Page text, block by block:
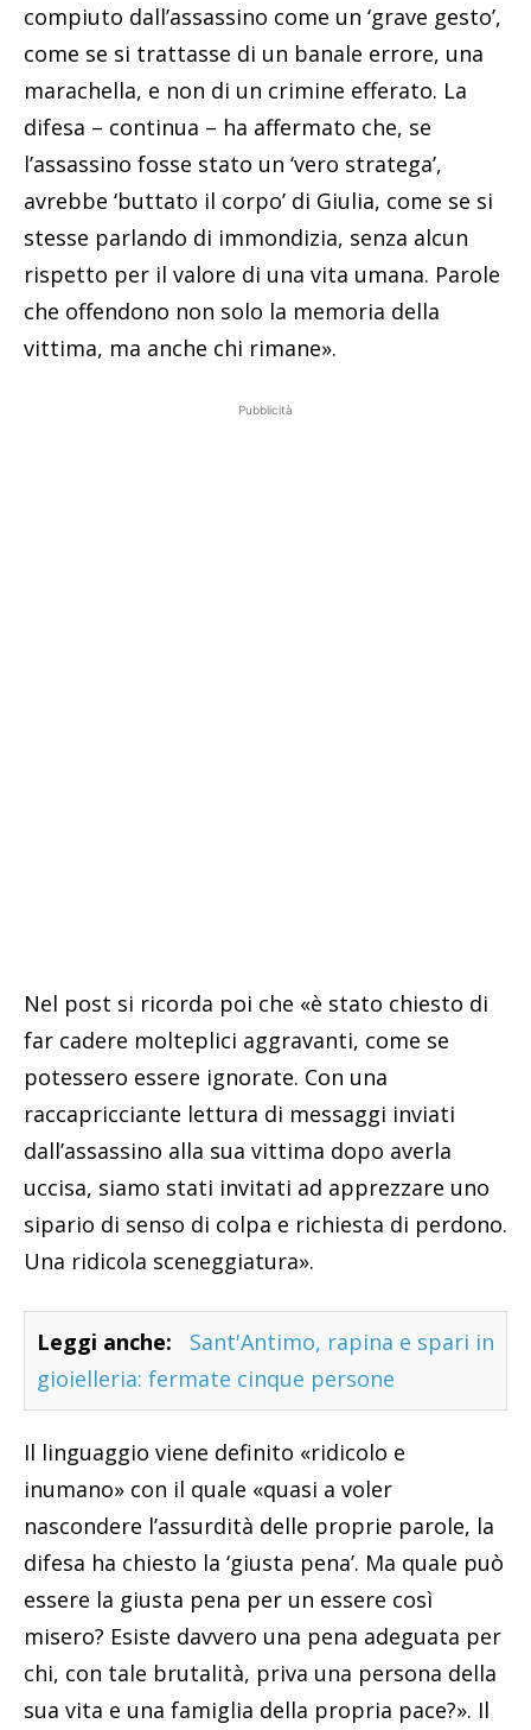
compiuto dall’assassino come un ‘grave gesto’,
come se si trattasse di un banale errore, una
marachella, e non di un crimine efferato. La
difesa – continua – ha affermato che, se
l’assassino fosse stato un ‘vero stratega’,
avrebbe ‘buttato il corpo’ di Giulia, come se si
stesse parlando di immondizia, senza alcun
rispetto per il valore di una vita umana. Parole
che offendono non solo la memoria della
vittima, ma anche chi rimane».
Pubblicità
Nel post si ricorda poi che «è stato chiesto di
far cadere molteplici aggravanti, come se
potessero essere ignorate. Con una
raccapricciante lettura di messaggi inviati
dall’assassino alla sua vittima dopo averla
uccisa, siamo stati invitati ad apprezzare uno
sipario di senso di colpa e richiesta di perdono.
Una ridicola sceneggiatura».
Leggi anche:
Sant'Antimo, rapina e spari in
gioielleria: fermate cinque persone
Il linguaggio viene definito «ridicolo e
inumano» con il quale «quasi a voler
nascondere l’assurdità delle proprie parole, la
difesa ha chiesto la ‘giusta pena’. Ma quale può
essere la giusta pena per un essere così
misero? Esiste davvero una pena adeguata per
chi, con tale brutalità, priva una persona della
sua vita e una famiglia della propria pace?». Il